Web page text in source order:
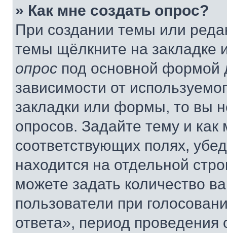
» Как мне создать опрос?
При создании темы или
темы щёлкните на
опрос под основной формой
зависимости от
закладки или формы, то вы
опросов. Задайте тему и
соответствующих полях,
находится на отдельной
можете задать количество
пользователи при
ответа», период проведения